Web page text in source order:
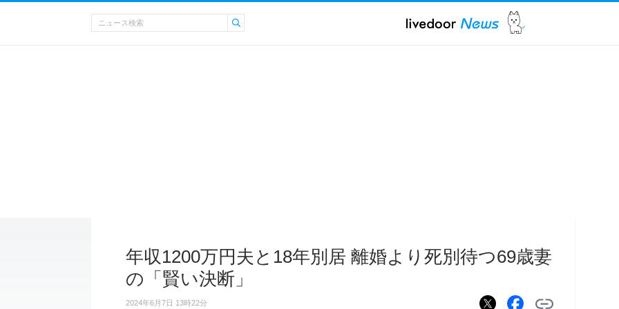
年収1200万円夫と18年別居 離婚より死別待つ69歳妻
の「賢い決断」
2024年6月7日 13時22分